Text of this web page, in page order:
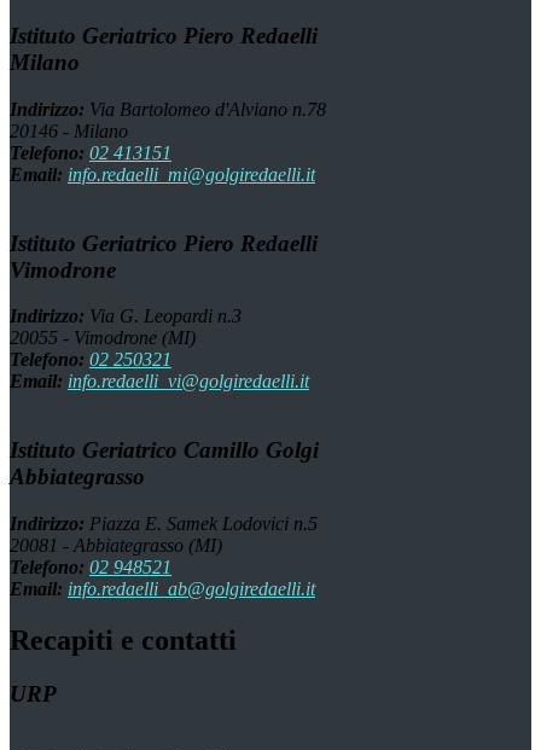
Istituto Geriatrico Piero Redaelli
Milano
Indirizzo: Via Bartolomeo d'Alviano n.78
20146 - Milano
Telefono: 02 413151
Email: info.redaelli_mi@golgiredaelli.it
Istituto Geriatrico Piero Redaelli
Vimodrone
Indirizzo: Via G. Leopardi n.3
20055 - Vimodrone (MI)
Telefono: 02 250321
Email: info.redaelli_vi@golgiredaelli.it
Istituto Geriatrico Camillo Golgi
Abbiategrasso
Indirizzo: Piazza E. Samek Lodovici n.5
20081 - Abbiategrasso (MI)
Telefono: 02 948521
Email: info.redaelli_ab@golgiredaelli.it
Recapiti e contatti
URP